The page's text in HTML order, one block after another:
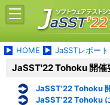
HOME JaSSTレポート
JaSST'22 Tohoku 開催
JaSST'22 Tohoku
JaSST'22 Tohoku